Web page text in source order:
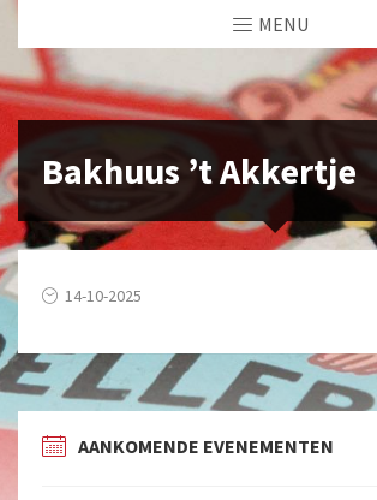
MENU
Bakhuus ’t Akkertje
14-10-2025
AANKOMENDE EVENEMENTEN